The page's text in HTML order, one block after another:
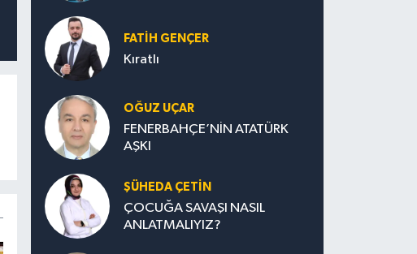
FATIH GENÇER
Kıratlı
OĞUZ UÇAR
FENERBAHÇE’NİN ATATÜRK
AŞKI
ŞÜHEDA ÇETİN
ÇOCUĞA SAVAŞI NASIL
ANLATMALIYIZ?